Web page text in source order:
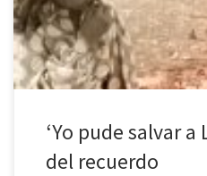
retoño que vive ajeno al […]
‘Yo pude salvar a
del recuerdo